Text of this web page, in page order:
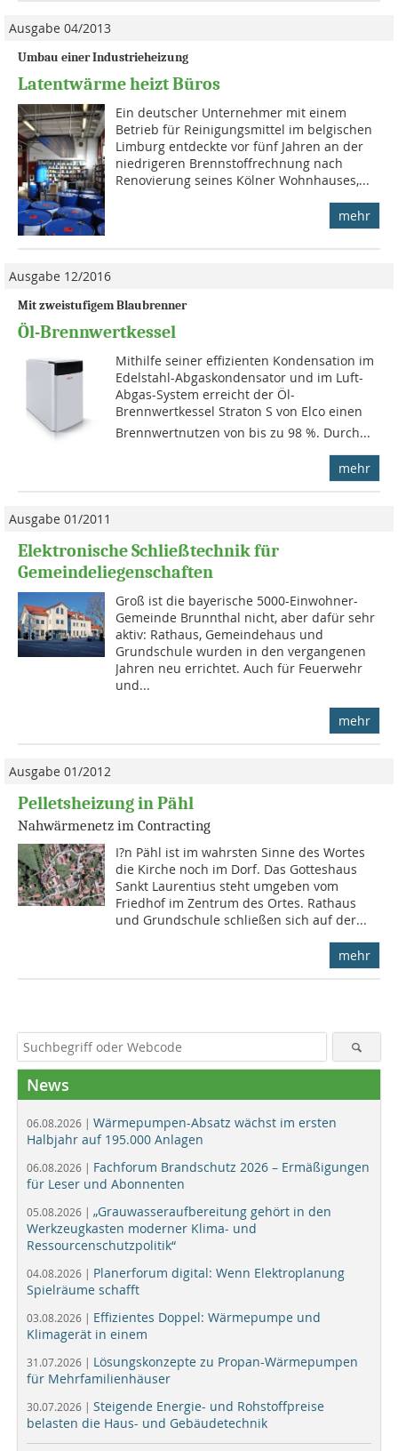
Ausgabe 04/2013
Umbau einer Industrieheizung
Latentwärme heizt Büros
Ein deutscher Unternehmer mit einem
Betrieb für Reinigungsmittel im belgischen
Limburg entdeckte vor fünf Jahren an der
niedrigeren Brennstoffrechnung nach
Reno­vierung seines Kölner Wohnhauses,...
mehr
Ausgabe 12/2016
Mit zweistufigem Blaubrenner
Öl-Brennwertkessel
Mithilfe seiner effizienten Kondensation im
Edelstahl-Abgaskondensator und im Luft-
Abgas-System erreicht der Öl-
Brennwertkessel Straton S von Elco einen
Brennwertnutzen von bis zu 98 %. Durch...
mehr
Ausgabe 01/2011
Elektronische Schließtechnik für
Gemeindeliegenschaften
Groß ist die bayerische 5000-Einwohner-
Gemeinde Brunnthal nicht, aber dafür sehr
aktiv: Rathaus, Gemeindehaus und
Grundschule wurden in den vergangenen
Jahren neu errichtet. Auch für Feuerwehr
und...
mehr
Ausgabe 01/2012
Pelletsheizung in Pähl
Nahwärmenetz im Contracting
I?n Pähl ist im wahrsten Sinne des Wortes
die Kirche noch im Dorf. Das Gotteshaus
Sankt Laurentius steht umgeben vom
Friedhof im Zentrum des Ortes. Rathaus
und Grundschule schließen sich auf der...
mehr
News
06.08.2026 | Wärmepumpen-Absatz wächst im ersten
Halbjahr auf 195.000 Anlagen
06.08.2026 | Fachforum Brandschutz 2026 – Ermäßigungen
für Leser und Abonnenten
05.08.2026 | „Grauwasseraufbereitung gehört in den
Werkzeugkasten moderner Klima- und
Ressourcenschutzpolitik“
04.08.2026 | Planerforum digital: Wenn Elektroplanung
Spielräume schafft
03.08.2026 | Effizientes Doppel: Wärmepumpe und
Klimagerät in einem
31.07.2026 | Lösungskonzepte zu Propan-Wärmepumpen
für Mehrfamilienhäuser
30.07.2026 | Steigende Energie- und Rohstoffpreise
belasten die Haus- und Gebäudetechnik